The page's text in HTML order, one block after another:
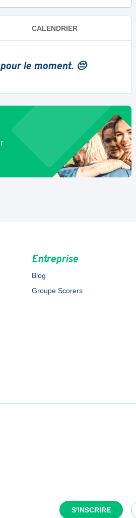
S'INSCRIRE
CALENDRIER
le moment. 😔
Entreprise
Blog
Groupe Scorers